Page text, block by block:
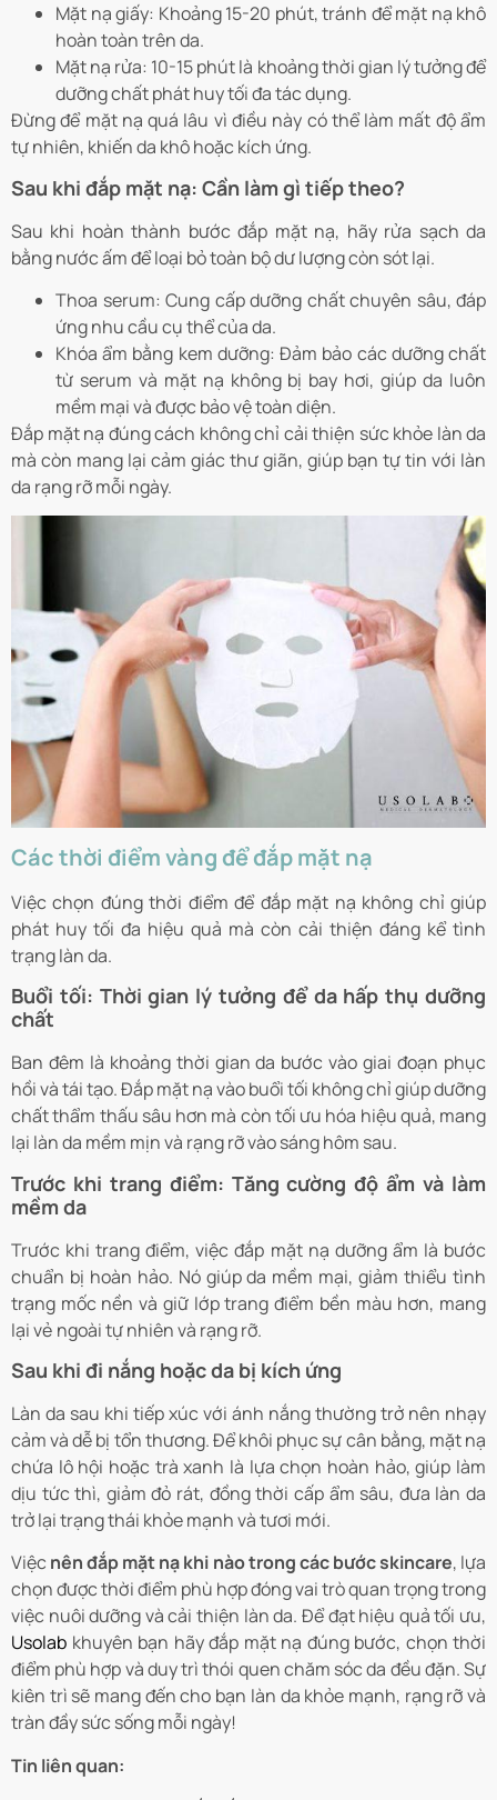
Mặt nạ giấy: Khoảng 15-20 phút, tránh để mặt nạ khô
hoàn toàn trên da.
Mặt nạ rửa: 10-15 phút là khoảng thời gian lý tưởng để
dưỡng chất phát huy tối đa tác dụng.
Đừng để mặt nạ quá lâu vì điều này có thể làm mất độ ẩm
tự nhiên, khiến da khô hoặc kích ứng.
Sau khi đắp mặt nạ: Cần làm gì tiếp theo?
Sau khi hoàn thành bước đắp mặt nạ, hãy rửa sạch da
bằng nước ấm để loại bỏ toàn bộ dư lượng còn sót lại.
Thoa serum: Cung cấp dưỡng chất chuyên sâu, đáp
ứng nhu cầu cụ thể của da.
Khóa ẩm bằng kem dưỡng: Đảm bảo các dưỡng chất
từ serum và mặt nạ không bị bay hơi, giúp da luôn
mềm mại và được bảo vệ toàn diện.
Đắp mặt nạ đúng cách không chỉ cải thiện sức khỏe làn da
mà còn mang lại cảm giác thư giãn, giúp bạn tự tin với làn
da rạng rỡ mỗi ngày.
Các thời điểm vàng để đắp mặt nạ
Việc chọn đúng thời điểm để đắp mặt nạ không chỉ giúp
phát huy tối đa hiệu quả mà còn cải thiện đáng kể tình
trạng làn da.
Buổi tối: Thời gian lý tưởng để da hấp thụ dưỡng
chất
Ban đêm là khoảng thời gian da bước vào giai đoạn phục
hồi và tái tạo. Đắp mặt nạ vào buổi tối không chỉ giúp dưỡng
chất thẩm thấu sâu hơn mà còn tối ưu hóa hiệu quả, mang
lại làn da mềm mịn và rạng rỡ vào sáng hôm sau.
Trước khi trang điểm: Tăng cường độ ẩm và làm
mềm da
Trước khi trang điểm, việc đắp mặt nạ dưỡng ẩm là bước
chuẩn bị hoàn hảo. Nó giúp da mềm mại, giảm thiểu tình
trạng mốc nền và giữ lớp trang điểm bền màu hơn, mang
lại vẻ ngoài tự nhiên và rạng rỡ.
Sau khi đi nắng hoặc da bị kích ứng
Làn da sau khi tiếp xúc với ánh nắng thường trở nên nhạy
cảm và dễ bị tổn thương. Để khôi phục sự cân bằng, mặt nạ
chứa lô hội hoặc trà xanh là lựa chọn hoàn hảo, giúp làm
dịu tức thì, giảm đỏ rát, đồng thời cấp ẩm sâu, đưa làn da
trở lại trạng thái khỏe mạnh và tươi mới.
Việc nên đắp mặt nạ khi nào trong các bước skincare, lựa
chọn được thời điểm phù hợp đóng vai trò quan trọng trong
việc nuôi dưỡng và cải thiện làn da. Để đạt hiệu quả tối ưu,
Usolab khuyên bạn hãy đắp mặt nạ đúng bước, chọn thời
điểm phù hợp và duy trì thói quen chăm sóc da đều đặn. Sự
kiên trì sẽ mang đến cho bạn làn da khỏe mạnh, rạng rỡ và
tràn đầy sức sống mỗi ngày!
Tin liên quan: